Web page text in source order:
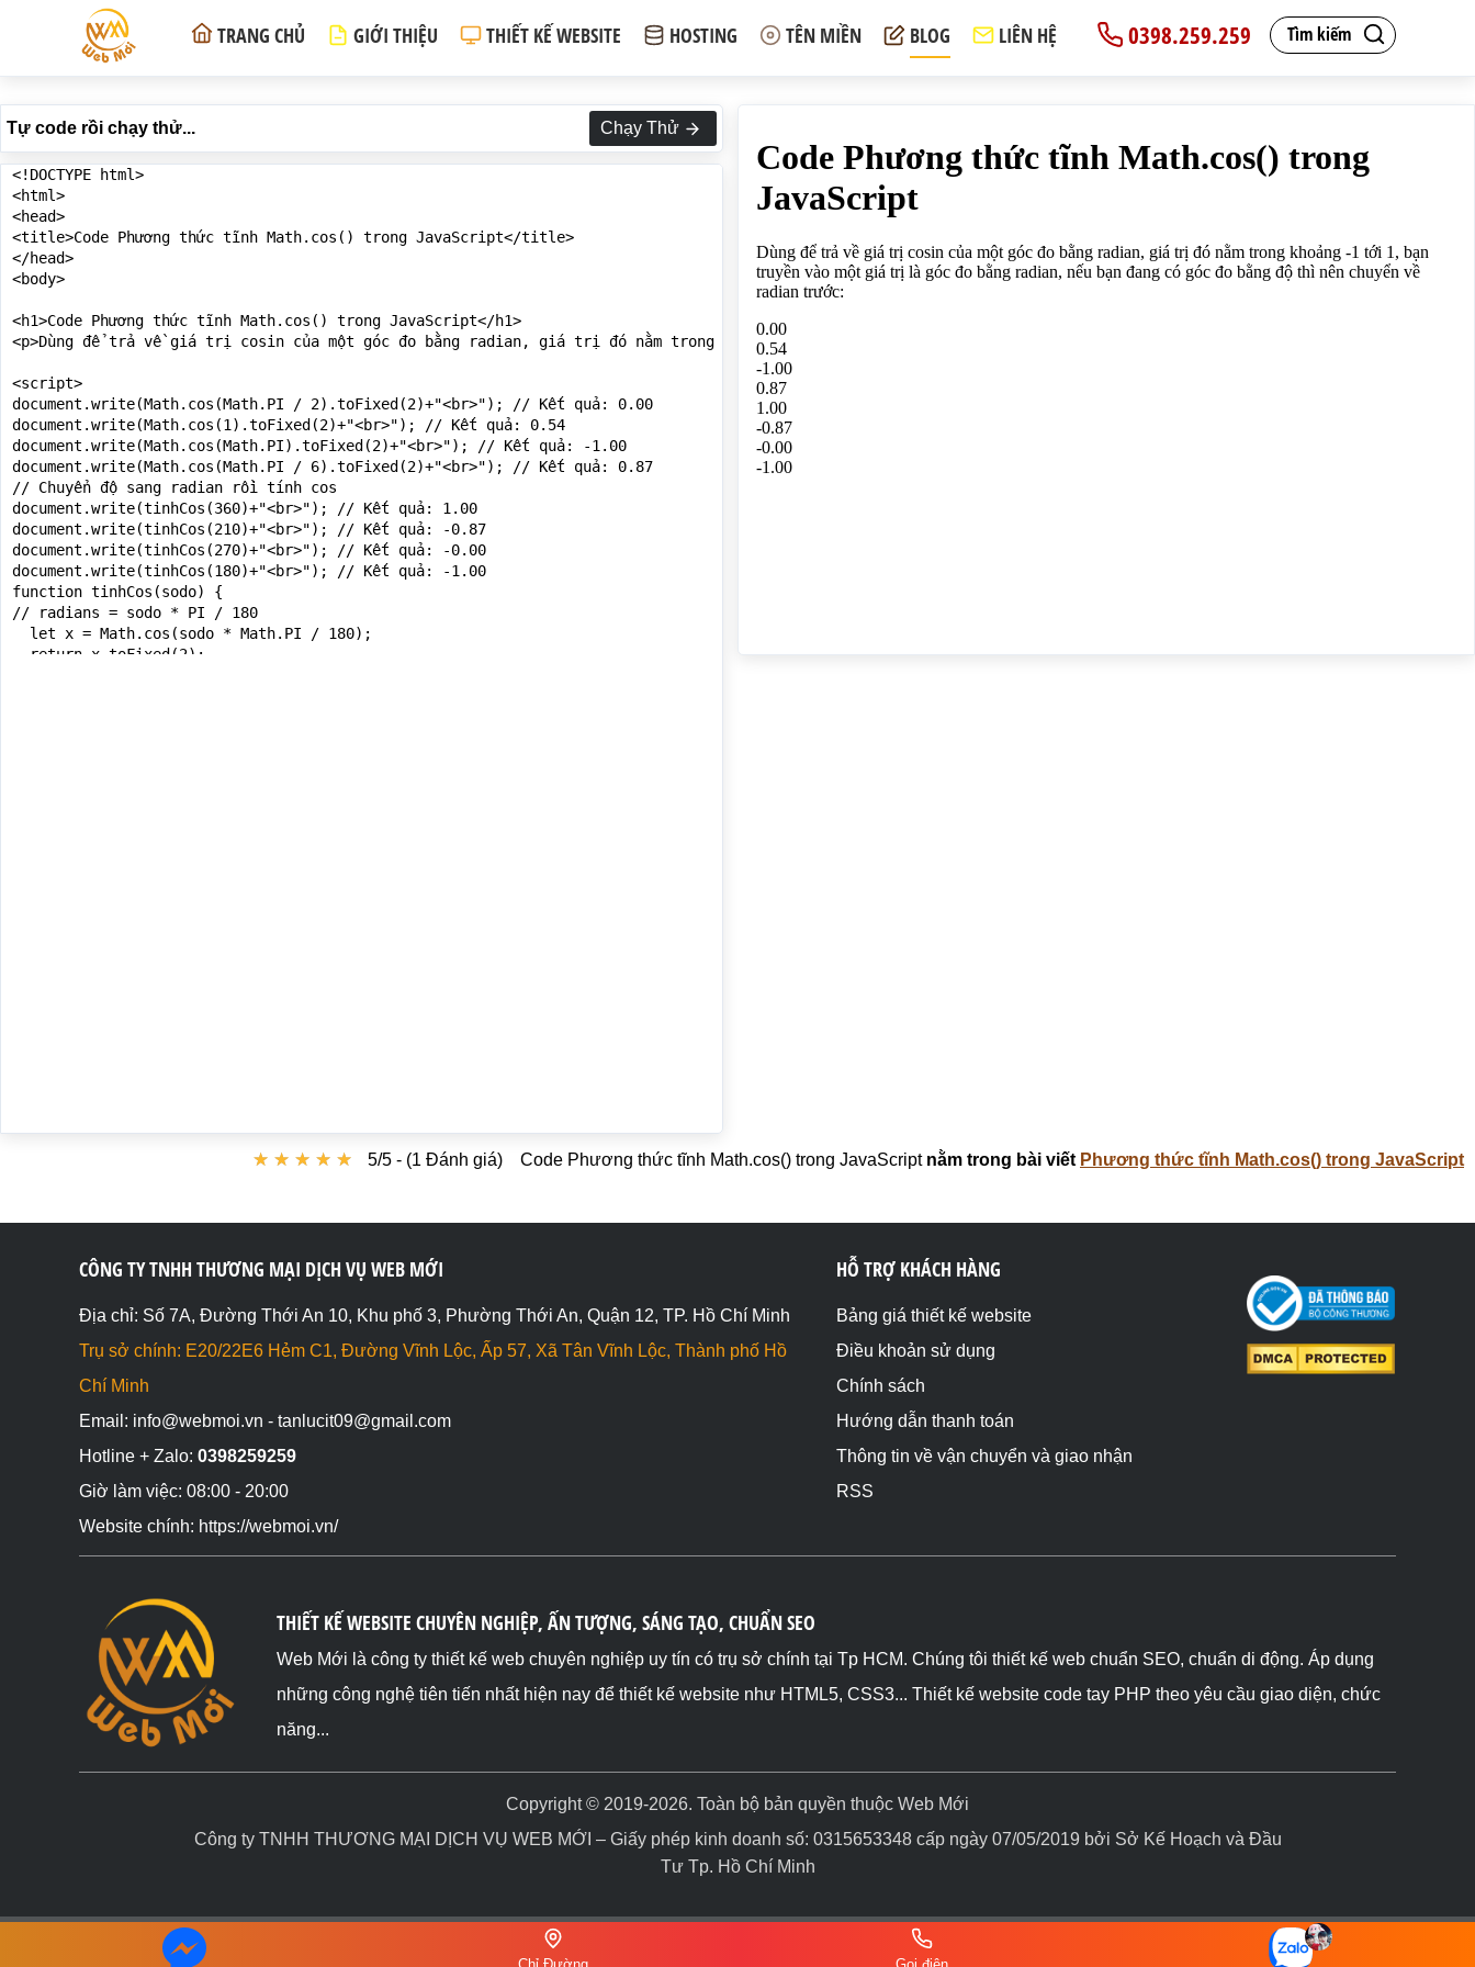
Tìm kiếm
0398.259.259
TRANG CHỦ GIỚI THIỆU THIẾT KẾ WEBSITE HOSTING TÊN MIỀN BLOG LIÊN HỆ
Tự code rồi chạy thử... Chạy Thử
<!DOCTYPE html>
<html>
<head>
<title>Code Phương thức tĩnh Math.cos() trong JavaScript</title>
</head>
<body>
<h1>Code Phương thức tĩnh Math.cos() trong JavaScript</h1>
<p>Dùng để trả về giá trị cosin của một góc đo bằng radian, giá trị đó nằm trong khoảng -1 tới 1, bạn truyền vào một giá trị là góc đo bằng radian, nếu bạn đang có
<script>
document.write(Math.cos(Math.PI / 2).toFixed(2)+"<br>"); // Kết quả: 0.00
document.write(Math.cos(1).toFixed(2)+"<br>"); // Kết quả: 0.54
document.write(Math.cos(Math.PI).toFixed(2)+"<br>"); // Kết quả: -1.00
document.write(Math.cos(Math.PI / 6).toFixed(2)+"<br>"); // Kết quả: 0.87
// Chuyển độ sang radian rồi tính cos
document.write(tinhCos(360)+"<br>"); // Kết quả: 1.00
document.write(tinhCos(210)+"<br>"); // Kết quả: -0.87
document.write(tinhCos(270)+"<br>"); // Kết quả: -0.00
document.write(tinhCos(180)+"<br>"); // Kết quả: -1.00
function tinhCos(sodo) {
// radians = sodo * PI / 180
  let x = Math.cos(sodo * Math.PI / 180);
  return x.toFixed(2);
Code Phương thức tĩnh Math.cos() trong JavaScript nằm trong bài viết Phương thức tĩnh Math.cos() trong JavaScript
★ ★ ★ ★ ★
★ ★ ★ ★ ★ 5/5 - (1 Đánh giá)
CÔNG TY TNHH THƯƠNG MẠI DỊCH VỤ WEB MỚI
Địa chỉ: Số 7A, Đường Thới An 10, Khu phố 3, Phường Thới An, Quận 12, TP. Hồ Chí Minh
Trụ sở chính: E20/22E6 Hẻm C1, Đường Vĩnh Lộc, Ấp 57, Xã Tân Vĩnh Lộc, Thành phố Hồ
Chí Minh
Email: info@webmoi.vn - tanlucit09@gmail.com
Hotline + Zalo: 0398259259
Giờ làm việc: 08:00 - 20:00
Website chính: https://webmoi.vn/
HỖ TRỢ KHÁCH HÀNG
Bảng giá thiết kế website
Điều khoản sử dụng
Chính sách
Hướng dẫn thanh toán
Thông tin về vận chuyển và giao nhận
RSS
THIẾT KẾ WEBSITE CHUYÊN NGHIỆP, ẤN TƯỢNG, SÁNG TẠO, CHUẨN SEO
Web Mới là công ty thiết kế web chuyên nghiệp uy tín có trụ sở chính tại Tp HCM. Chúng tôi thiết kế web chuẩn SEO, chuẩn di động. Áp dụng
những công nghệ tiên tiến nhất hiện nay để thiết kế website như HTML5, CSS3... Thiết kế website code tay PHP theo yêu cầu giao diện, chức
năng...
Copyright © 2019-2026. Toàn bộ bản quyền thuộc Web Mới
Công ty TNHH THƯƠNG MẠI DỊCH VỤ WEB MỚI – Giấy phép kinh doanh số: 0315653348 cấp ngày 07/05/2019 bởi Sở Kế Hoạch và Đầu
Tư Tp. Hồ Chí Minh